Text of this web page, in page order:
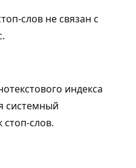
слов не связан с
индекса
системный
стоп-слов.